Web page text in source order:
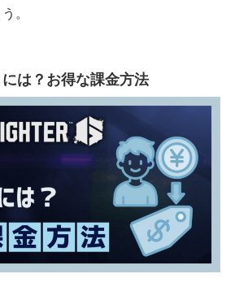
。
は？お得な課金方法